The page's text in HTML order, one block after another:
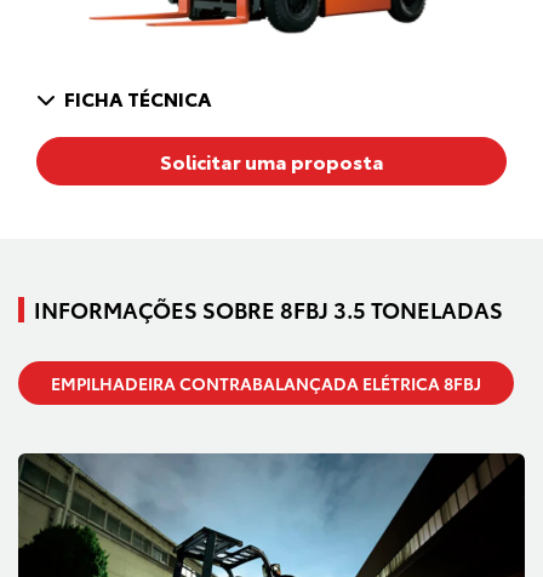
FICHA TÉCNICA
Solicitar uma proposta
INFORMAÇÕES SOBRE 8FBJ 3.5 TONELADAS
EMPILHADEIRA CONTRABALANÇADA ELÉTRICA 8FBJ